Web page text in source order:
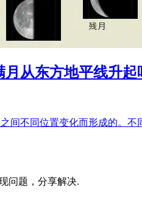
从东方地平线升起
间不同位置变化而形成的。
问题，分享解决.